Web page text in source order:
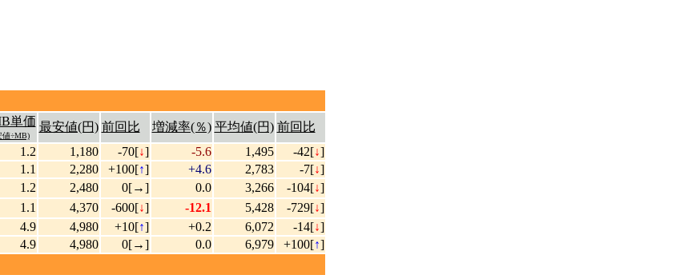
単価
値÷MB)
最安値(円) 前回比 増減率(％) 平均値(円) 前回比
1.2 1,180 -70[↓] -5.6 1,495 -42[↓]
1.1 2,280 +100[↑] +4.6 2,783 -7[↓]
1.2 2,480 0[→] 0.0 3,266 -104[↓]
1.1 4,370 -600[↓] -12.1 5,428 -729[↓]
4.9 4,980 +10[↑] +0.2 6,072 -14[↓]
4.9 4,980 0[→] 0.0 6,979 +100[↑]